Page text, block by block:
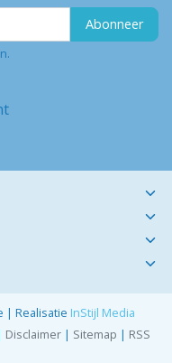
Abonneer
| Realisatie InStijl Media
Disclaimer | Sitemap | RSS